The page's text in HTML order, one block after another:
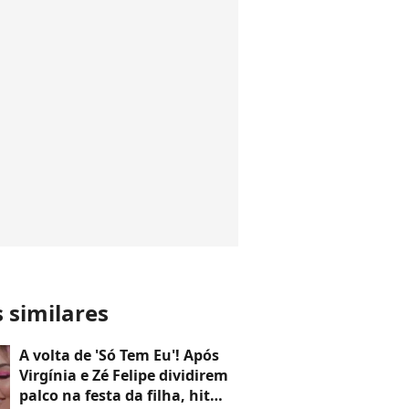
similares
A volta de 'Só Tem Eu'! Após
Virgínia e Zé Felipe dividirem
palco na festa da filha, hit